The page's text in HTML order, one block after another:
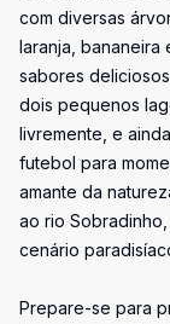
com diversas
laranja,
sabores
dois pequenos
livremente, e
futebol para
amante da
ao rio
cenário
Prepare-se para